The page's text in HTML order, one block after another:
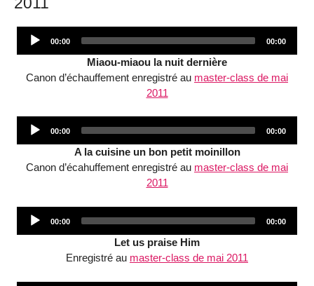
Current
00:00
Total
00:00
Miaou-miaou la nuit dernière
Canon d’échauffement enregistré au master-class de mai
2011
Current
00:00
Total
00:00
A la cuisine un bon petit moinillon
Canon d’écahuffement enregistré au master-class de mai
2011
Current
00:00
Total
00:00
Let us praise Him
Enregistré au master-class de mai 2011